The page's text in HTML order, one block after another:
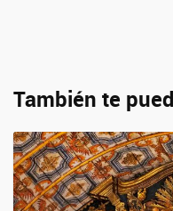
También te